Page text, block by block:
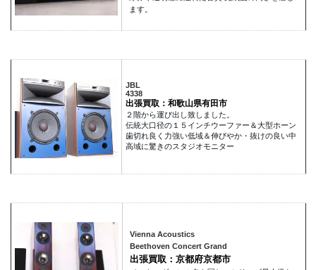
ます。
JBL
4338
出張買取：和歌山県有田市
２階から運び出し致しました。
伝統大口径の１５インチウーファー＆大型ホーン
歯切れ良く力強い低域＆伸びやか・抜けの良い中
高域に驚きのスタジオモニター
Vienna Acoustics
Beethoven Concert Grand
出張買取：京都府京都市